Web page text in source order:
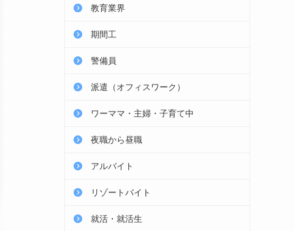
教育業界
期間工
警備員
派遣（オフィスワーク）
ワーママ・主婦・子育て中
夜職から昼職
アルバイト
リゾートバイト
就活・就活生